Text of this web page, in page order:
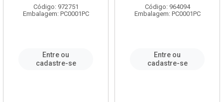
Código: 972751
Embalagem: PC0001PC
Entre ou
cadastre-se
Código: 964094
Embalagem: PC0001PC
Entre ou
cadastre-se